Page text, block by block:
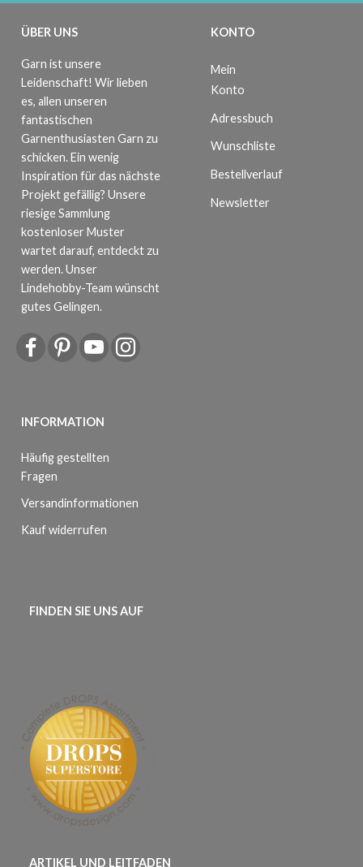
ÜBER UNS
Garn ist unsere
Leidenschaft! Wir lieben
es, allen unseren
fantastischen
Garnenthusiasten Garn zu
schicken. Ein wenig
Inspiration für das nächste
Projekt gefällig? Unsere
riesige Sammlung
kostenloser Muster
wartet darauf, entdeckt zu
werden. Unser
Lindehobby-Team wünscht
gutes Gelingen.
INFORMATION
Häufig gestellten
Fragen
Versandinformationen
Kauf widerrufen
KONTO
Mein
Konto
Adressbuch
Wunschliste
Bestellverlauf
Newsletter
FINDEN SIE UNS AUF
ARTIKEL UND LEITFADEN